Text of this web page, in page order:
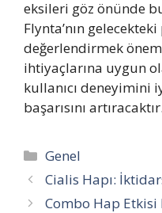
eksileri göz önünde
Flynta’nın
değerlendirmek
ihtiyaçlarına uygun
kullanıcı deneyimini
başarısını artıracaktır.
Kategoriler
Genel
Cialis Hapı:
Combo Hap Etkisi